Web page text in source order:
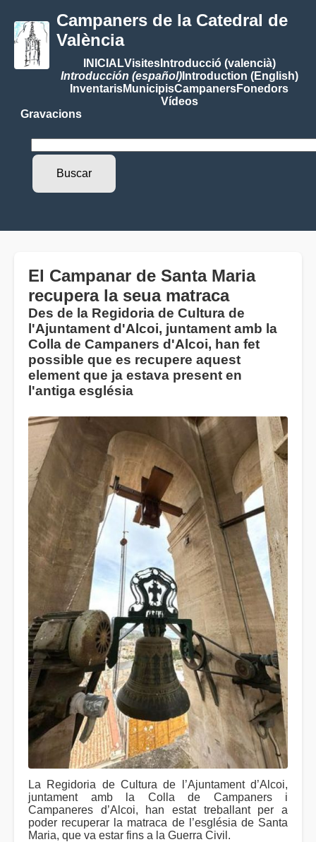
Campaners de la Catedral de
València
INICIALVisitesIntroducció (valencià)
Introducción (español)Introduction (English)
InventarisMunicipisCampanersFonedors
Vídeos
Gravacions
El Campanar de Santa Maria
recupera la seua matraca
Des de la Regidoria de Cultura de
l'Ajuntament d'Alcoi, juntament amb la
Colla de Campaners d'Alcoi, han fet
possible que es recupere aquest
element que ja estava present en
l'antiga església
La Regidoria de Cultura de l’Ajuntament d’Alcoi,
juntament amb la Colla de Campaners i
Campaneres d’Alcoi, han estat treballant per a
poder recuperar la matraca de l’església de Santa
Maria, que va estar fins a la Guerra Civil.